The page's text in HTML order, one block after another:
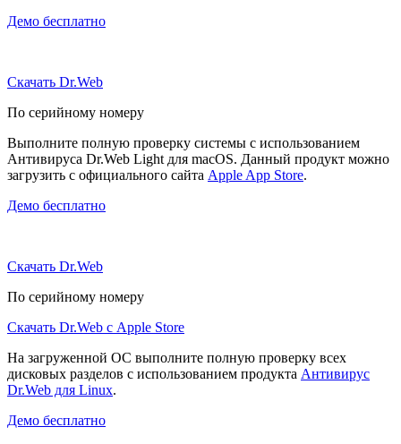
Демо бесплатно
Скачать Dr.Web
По серийному номеру
Выполните полную проверку системы с использованием
Антивируса Dr.Web Light для macOS. Данный продукт можно
загрузить с официального сайта Apple App Store.
Демо бесплатно
Скачать Dr.Web
По серийному номеру
Скачать Dr.Web с Apple Store
На загруженной ОС выполните полную проверку всех
дисковых разделов с использованием продукта Антивирус
Dr.Web для Linux.
Демо бесплатно